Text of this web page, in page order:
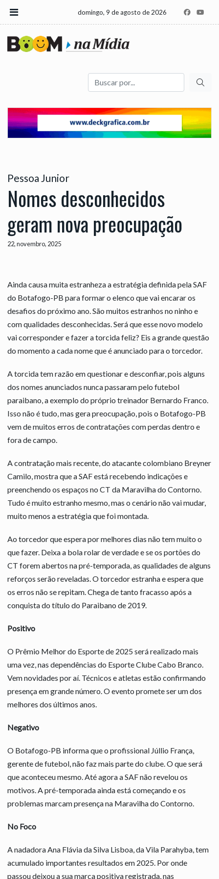
domingo, 9 de agosto de 2026
Buscar
Pessoa Junior
Nomes desconhecidos
geram nova preocupação
22, novembro, 2025
Ainda causa muita estranheza a estratégia definida pela SAF
do Botafogo-PB para formar o elenco que vai encarar os
desafios do próximo ano. São muitos estranhos no ninho e
com qualidades desconhecidas. Será que esse novo modelo
vai corresponder e fazer a torcida feliz? Eis a grande questão
do momento a cada nome que é anunciado para o torcedor.
A torcida tem razão em questionar e desconfiar, pois alguns
dos nomes anunciados nunca passaram pelo futebol
paraibano, a exemplo do próprio treinador Bernardo Franco.
Isso não é tudo, mas gera preocupação, pois o Botafogo-PB
vem de muitos erros de contratações com perdas dentro e
fora de campo.
A contratação mais recente, do atacante colombiano Breyner
Camilo, mostra que a SAF está recebendo indicações e
preenchendo os espaços no CT da Maravilha do Contorno.
Tudo é muito estranho mesmo, mas o cenário não vai mudar,
muito menos a estratégia que foi montada.
Ao torcedor que espera por melhores dias não tem muito o
que fazer. Deixa a bola rolar de verdade e se os portões do
CT forem abertos na pré-temporada, as qualidades de alguns
reforços serão reveladas. O torcedor estranha e espera que
os erros não se repitam. Chega de tanto fracasso após a
conquista do título do Paraibano de 2019.
Positivo
O Prêmio Melhor do Esporte de 2025 será realizado mais
uma vez, nas dependências do Esporte Clube Cabo Branco.
Vem novidades por aí. Técnicos e atletas estão confirmando
presença em grande número. O evento promete ser um dos
melhores dos últimos anos.
Negativo
O Botafogo-PB informa que o profissional Júllio França,
gerente de futebol, não faz mais parte do clube. O que será
que aconteceu mesmo. Até agora a SAF não revelou os
motivos. A pré-temporada ainda está começando e os
problemas marcam presença na Maravilha do Contorno.
No Foco
A nadadora Ana Flávia da Silva Lisboa, da Vila Parahyba, tem
acumulado importantes resultados em 2025. Por onde
passou deixou a sua marca positiva registrada, nas